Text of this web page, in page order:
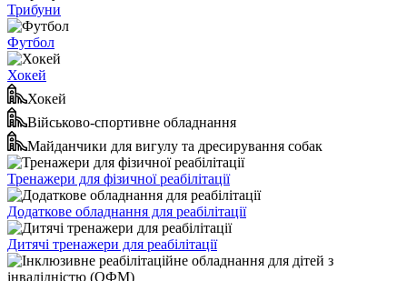
Трибуни
Футбол
Хокей
Хокей
Військово-спортивне обладнання
Майданчики для вигулу та дресирування собак
Тренажери для фізичної реабілітації
Додаткове обладнання для реабілітації
Дитячі тренажери для реабілітації